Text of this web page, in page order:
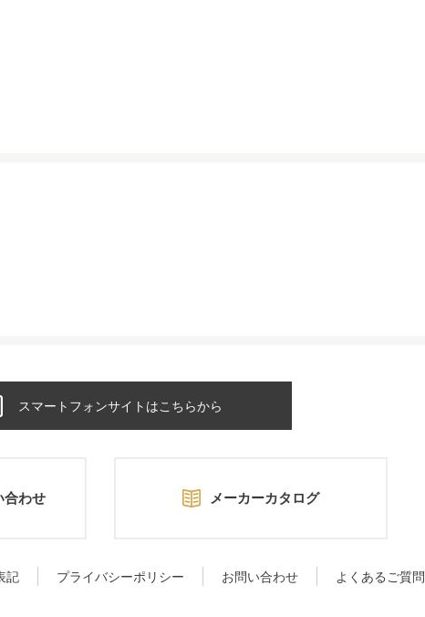
スマートフォンサイトはこちらから
合わせ メーカーカタログ
記 プライバシーポリシー お問い合わせ よくあるご質問